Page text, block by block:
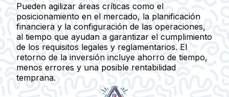
Pueden agilizar áreas críticas como el
posicionamiento en el mercado, la planificación
financiera y la configuración de las operaciones,
al tiempo que ayudan a garantizar el cumplimiento
de los requisitos legales y reglamentarios. El
retorno de la inversión incluye ahorro de tiempo,
menos errores y una posible rentabilidad
temprana.